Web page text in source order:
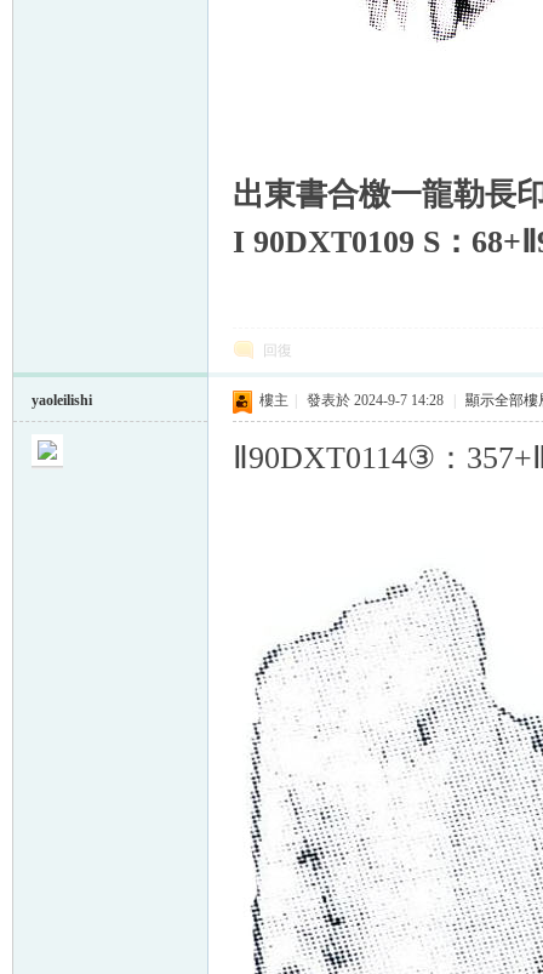
出東書合檄一龍勒長
I 90DXT0109 S ： 68+
回復
yaoleilishi 樓主 發表於 2024-9-7 14:28 顯示全部樓
Ⅱ90DXT0114③：